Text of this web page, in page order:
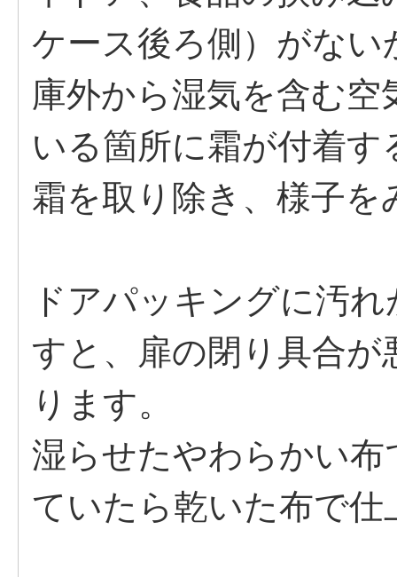
ケース後ろ側）がな
庫外から湿気を含む
いる箇所に霜が付着
霜を取り除き、様子を
ドアパッキングに汚
すと、扉の閉り具合
ります。
湿らせたやわらかい
ていたら乾いた布で